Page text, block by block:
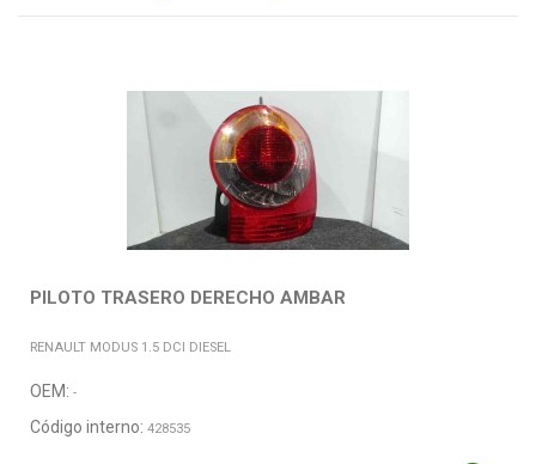
PILOTO TRASERO DERECHO AMBAR
RENAULT MODUS 1.5 DCI DIESEL
OEM: -
Código interno: 428535